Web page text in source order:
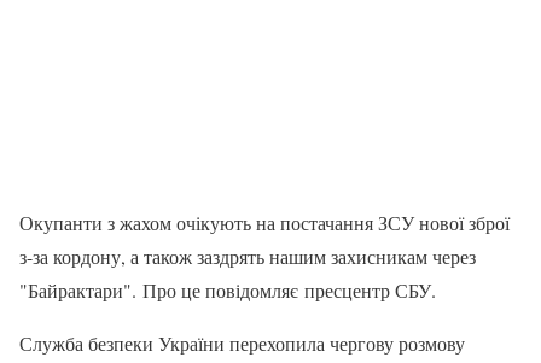
Окупанти з жахом очікують на постачання ЗСУ нової зброї
з-за кордону, а також заздрять нашим захисникам через
"Байрактари". Про це повідомляє пресцентр СБУ.
Служба безпеки України перехопила чергову розмову